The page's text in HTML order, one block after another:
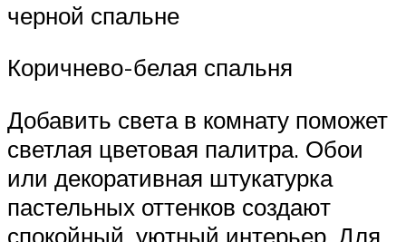
черной спальне
Коричнево-белая спальня
Добавить света в комнату поможет
светлая цветовая палитра. Обои
или декоративная штукатурка
пастельных оттенков создают
спокойный, уютный интерьер. Для